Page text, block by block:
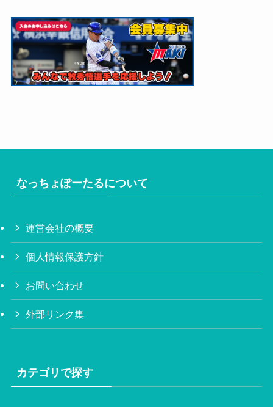
なっちょぽーたるについて
運営会社の概要
個人情報保護方針
お問い合わせ
外部リンク集
カテゴリで探す